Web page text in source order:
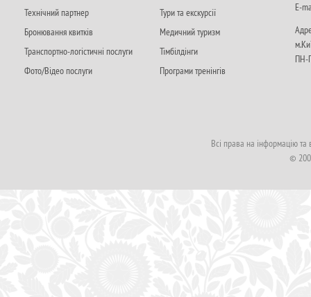
Технічний партнер
Бронювання квитків
Транспортно-логістичні послуги
Фото/Відео послуги
Тури та екскурсії
Медичний туризм
Тімбілдінги
Програми тренінгів
Е-
ПН-
Всі права на інформацію та
©